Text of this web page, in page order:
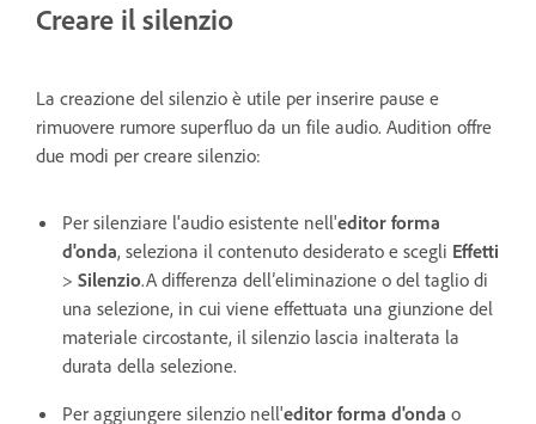
Creare il silenzio
La creazione del silenzio è utile per inserire pause e
rimuovere rumore superfluo da un file audio. Audition offre
due modi per creare silenzio:
Per silenziare l'audio esistente nell'editor forma
d'onda, seleziona il contenuto desiderato e scegli Effetti
> Silenzio.A differenza dell’eliminazione o del taglio di
una selezione, in cui viene effettuata una giunzione del
materiale circostante, il silenzio lascia inalterata la
durata della selezione.
Per aggiungere silenzio nell'editor forma d'onda o